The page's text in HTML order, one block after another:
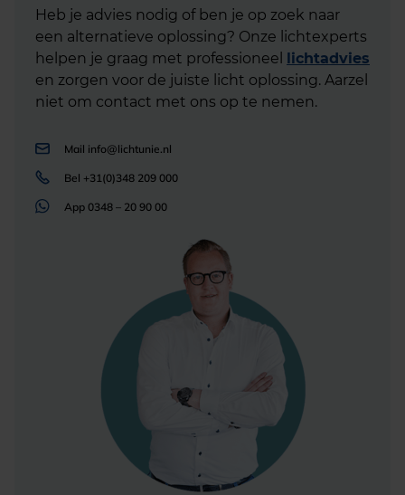
Heb je advies nodig of ben je op zoek naar
een alternatieve oplossing? Onze lichtexperts
helpen je graag met professioneel lichtadvies
en zorgen voor de juiste licht oplossing. Aarzel
niet om contact met ons op te nemen.
Mail info@lichtunie.nl
Bel +31(0)348 209 000
App 0348 – 20 90 00